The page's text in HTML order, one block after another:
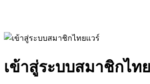
เข้าสู่ระบบสมาชิกไท